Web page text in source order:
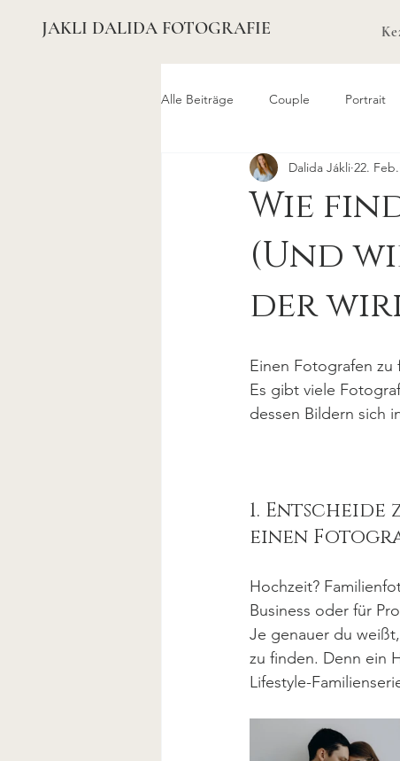
JAKLI DALIDA FOTOGRAFIE
Alle Beiträge Couple Portrait
Wie
(Und
der
Dalida Jákli 22. Feb.
Einen Fotografen zu
Es gibt viele
dessen Bildern sich
1.
einen
Hochzeit?
Business oder für
Je genauer du
zu finden. Denn ein
Lifestyle-